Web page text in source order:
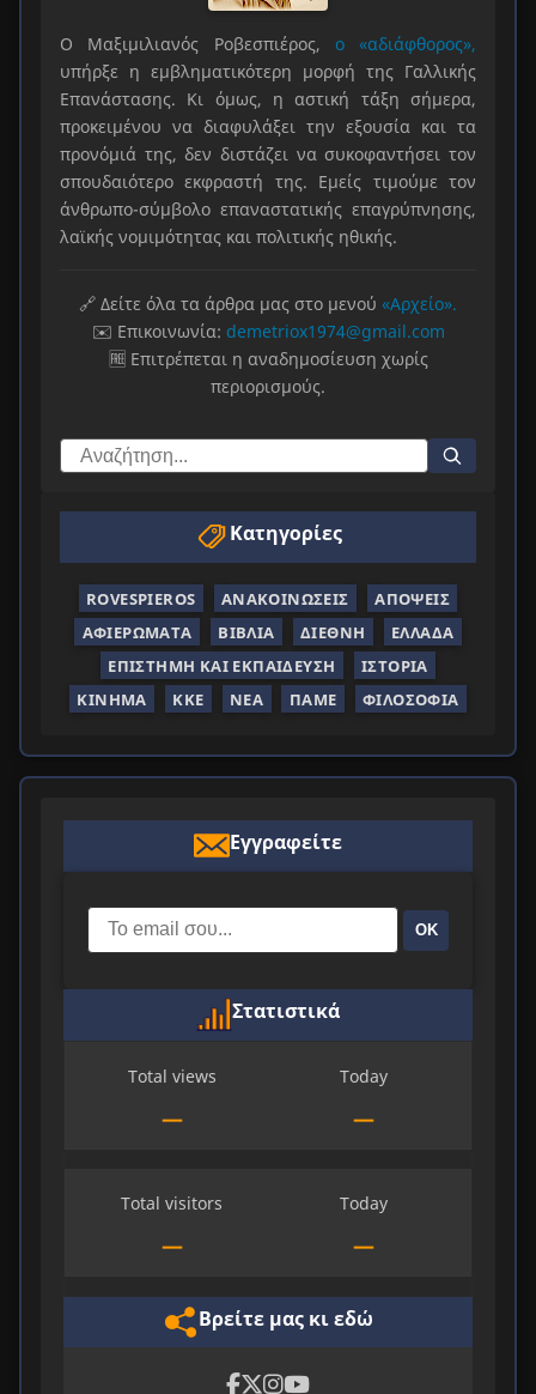
Ο Μαξιμιλιανός Ροβεσπιέρος, ο «αδιάφθορος»,
υπήρξε η εμβληματικότερη μορφή της Γαλλικής
Επανάστασης. Κι όμως, η αστική τάξη σήμερα,
προκειμένου να διαφυλάξει την εξουσία και τα
προνόμιά της, δεν διστάζει να συκοφαντήσει τον
σπουδαιότερο εκφραστή της. Εμείς τιμούμε τον
άνθρωπο-σύμβολο επαναστατικής επαγρύπνησης,
λαϊκής νομιμότητας και πολιτικής ηθικής.
🔗 Δείτε όλα τα άρθρα μας στο μενού «Αρχείο».
✉️ Επικοινωνία: demetriox1974@gmail.com
🆓 Επιτρέπεται η αναδημοσίευση χωρίς
περιορισμούς.
Κατηγορίες
ROVESPIEROS ΑΝΑΚΟΙΝΏΣΕΙΣ
ΑΠΌΨΕΙΣ
ΑΦΙΕΡΏΜΑΤΑ
ΒΙΒΛΊΑ ΔΙΕΘΝΉ
ΕΛΛΆΔΑ
ΕΠΙΣΤΉΜΗ ΚΑΙ ΕΚΠΑΊΔΕΥΣΗ
ΙΣΤΟΡΊΑ
ΚΊΝΗΜΑ
ΚΚΕ ΝΈΑ ΠΑΜΕ ΦΙΛΟΣΟΦΊΑ
Εγγραφείτε
ΟΚ
Στατιστικά
Total views
—
Today
—
Total visitors
—
Today
—
Βρείτε μας κι εδώ